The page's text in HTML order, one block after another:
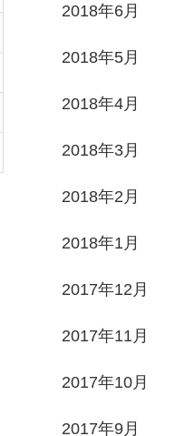
2018年6月
2018年5月
2018年4月
2018年3月
2018年2月
2018年1月
2017年12月
2017年11月
2017年10月
2017年9月